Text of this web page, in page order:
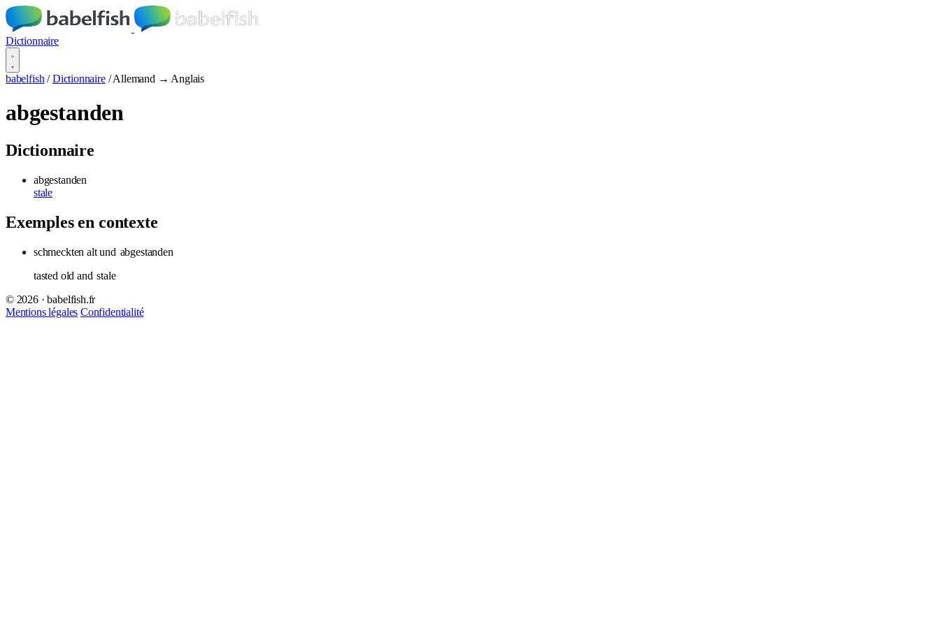
Dictionnaire
babelfish / Dictionnaire / Allemand → Anglais
abgestanden
Dictionnaire
abgestanden
stale
Exemples en contexte
schmeckten alt und abgestanden
tasted old and stale
© 2026 · babelfish.fr
Mentions légales Confidentialité